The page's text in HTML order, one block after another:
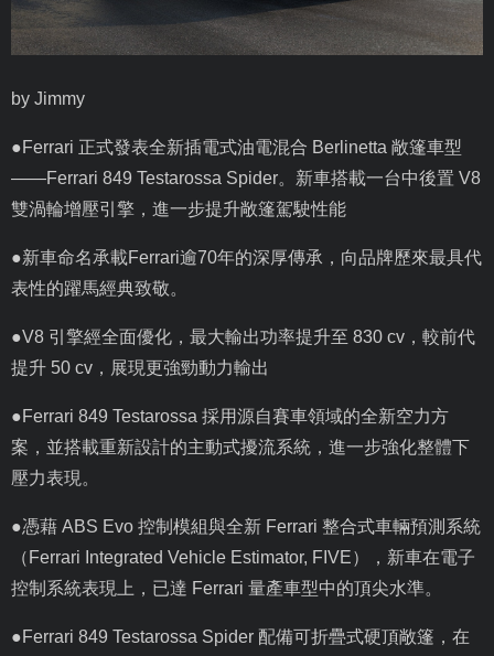
by Jimmy
●Ferrari 正式發表全新插電式油電混合 Berlinetta 敞篷車型
——Ferrari 849 Testarossa Spider。新車搭載一台中後置 V8
雙渦輪增壓引擎，進一步提升敞篷駕駛性能
●新車命名承載Ferrari逾70年的深厚傳承，向品牌歷來最具代
表性的躍馬經典致敬。
●V8 引擎經全面優化，最大輸出功率提升至 830 cv ，較前代
提升 50 cv ，展現更強勁動力輸出
●Ferrari 849 Testarossa 採用源自賽車領域的全新空力方
案，並搭載重新設計的主動式擾流系統，進一步強化整體下
壓力表現。
●憑藉 ABS Evo 控制模組與全新 Ferrari 整合式車輛預測系統
（ Ferrari Integrated Vehicle Estimator, FIVE），新車在電子
控制系統表現上，已達 Ferrari 量產車型中的頂尖水準。
●Ferrari 849 Testarossa Spider 配備可折疊式硬頂敞篷，在